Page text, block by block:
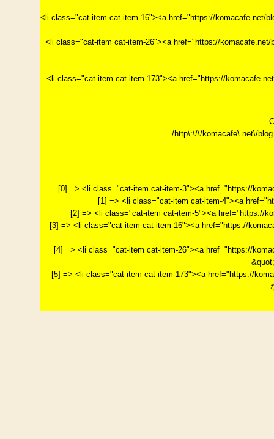
<li class="cat-item cat-item-16"><a href="https://komacafe.net/
<li class="cat-item cat-item-26"><a href="https://
<li class="cat-item cat-item-173"><a href="https://
/http\:\/\/komacafe\.net\/
[0] => <li class="cat-item cat-item-3"><a href="https://
[1] => <li class="cat-item cat-item-4"><a
[2] => <li class="cat-item cat-item-5"><a href="https://
[3] => <li class="cat-item cat-item-16"><a href="https://
[4] => <li class="cat-item cat-item-26"><a href="https://
[5] => <li class="cat-item cat-item-173"><a href="https://